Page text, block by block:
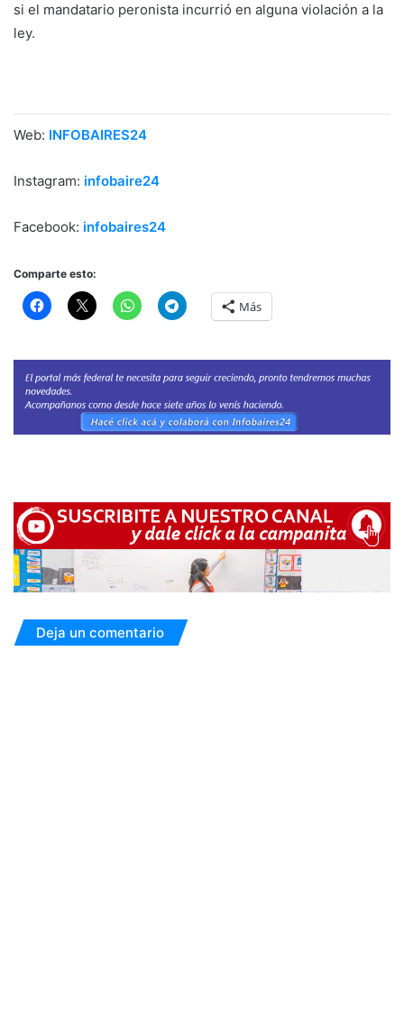
si el mandatario peronista incurrió en alguna violación a la
ley.
Web: INFOBAIRES24
Instagram: infobaire24
Facebook: infobaires24
Comparte esto:
Más
Deja un comentario